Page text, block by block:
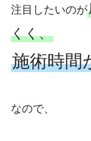
注目したいのが
くく、
施術時間
なので、